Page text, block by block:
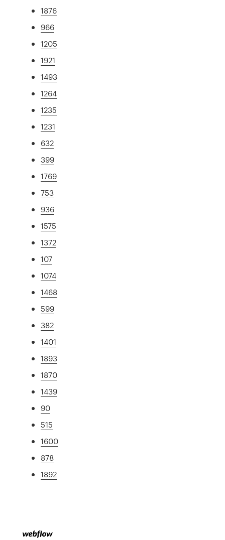
1876
966
1205
1921
1493
1264
1235
1231
632
399
1769
753
936
1575
1372
107
1074
1468
599
382
1401
1893
1870
1439
90
515
1600
878
1892